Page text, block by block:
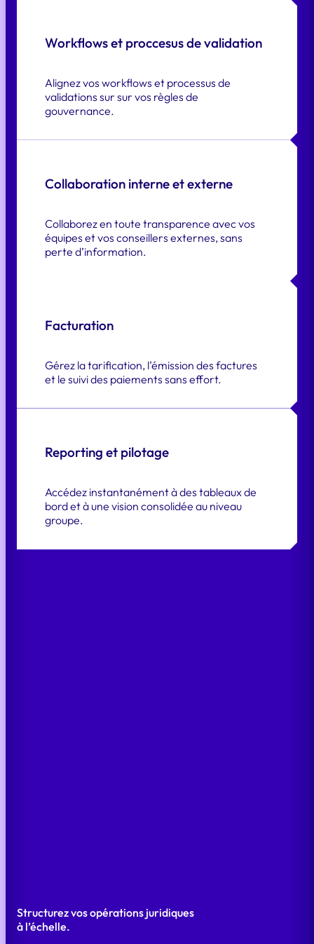
Workflows et proccesus de validation
Alignez vos workflows et processus de
validations sur sur vos règles de
gouvernance.
Collaboration interne et externe
Collaborez en toute transparence avec vos
équipes et vos conseillers externes, sans
perte d’information.
Facturation
Gérez la tarification, l’émission des factures
et le suivi des paiements sans effort.
Reporting et pilotage
Accédez instantanément à des tableaux de
bord et à une vision consolidée au niveau
groupe.
Structurez vos opérations juridiques
à l’échelle.